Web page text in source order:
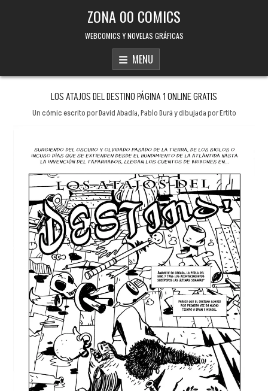
ZONA 00 COMICS
WEBCOMICS Y NOVELAS GRÁFICAS
MENU
LOS ATAJOS DEL DESTINO PÁGINA 1 ONLINE GRATIS
Un cómic escrito por David Abadía, Pablo Durá y dibujada por Ertito